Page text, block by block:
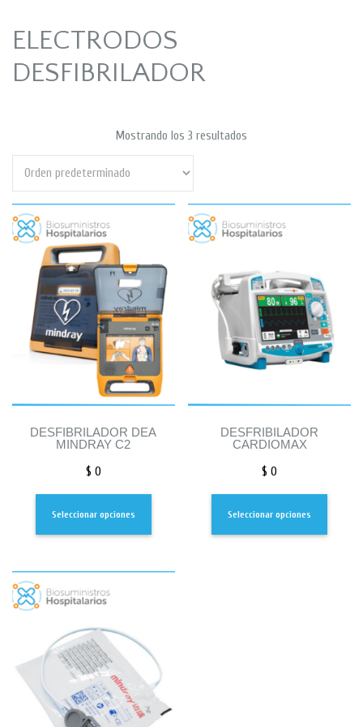
ELECTRODOS
DESFIBRILADOR
Mostrando los 3 resultados
DESFIBRILADOR DEA
MINDRAY C2
$ 0
Seleccionar opciones
DESFRIBILADOR
CARDIOMAX
$ 0
Seleccionar opciones